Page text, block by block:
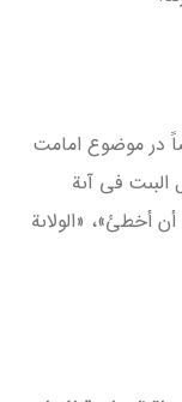
در موضوع امامت
البىت في آىة
أخطئ»، «الولاىة